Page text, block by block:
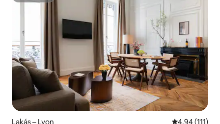
Lakás – Lyon Átlagos
4,94 (111)